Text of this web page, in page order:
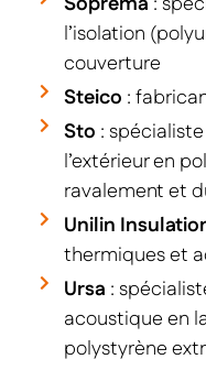
l’isolation
couverture
Steico :
Sto :
l’extérieur en
ravalement et
Unilin
thermiques et
Ursa :
acoustique en
polystyrène